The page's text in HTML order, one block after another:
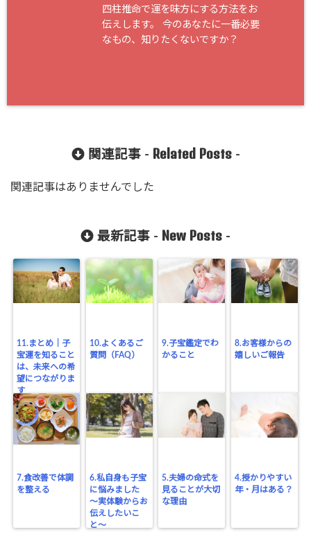
四柱推命で運を味方にする方法をお
伝えします。 今のあなたに一番必要
なもの、知りたくないですか？
関連記事 - Related Posts-
関連記事はありませんでした
最新記事 - New Posts -
11.まとめ｜子
宝運を知ること
は、未来への希
望につながりま
す
10.よくあるご
質問（FAQ）
9.子宝鑑定でわ
かること
8.お客様からの
嬉しいご報告
7.食改善で体調
を整える
6.私自身も子宝
に悩みました
〜実体験からお
伝えしたいこ
と〜
5.夫婦の命式を
見ることが大切
な理由
4.授かりやすい
年・月はある？